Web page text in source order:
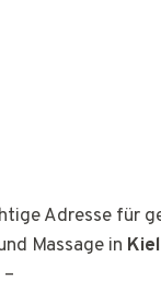
Adresse für
Massage in Kiel